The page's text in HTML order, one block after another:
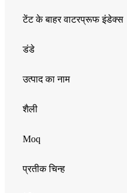
टेंट के बाहर वाटरप्रूफ इंडेक्स
डंडे
उत्पाद का नाम
शैली
Moq
प्रतीक चिन्ह